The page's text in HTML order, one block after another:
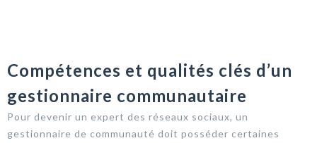
Compétences et qualités clés d’un
gestionnaire communautaire
Pour devenir un expert des réseaux sociaux, un
gestionnaire de communauté doit posséder certaines